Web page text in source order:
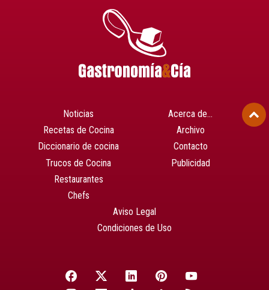
Noticias
Recetas de Cocina
Diccionario de cocina
Trucos de Cocina
Restaurantes
Chefs
Acerca de…
Archivo
Contacto
Publicidad
Aviso Legal
Condiciones de Uso